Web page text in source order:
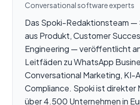
Conversational software experts
Das Spoki-Redaktionsteam —
aus Produkt, Customer
Engineering — veröffentlicht
Leitfäden zu WhatsApp
Conversational Marketing, KI-
Compliance. Spoki ist
über 4.500 Unternehmen in